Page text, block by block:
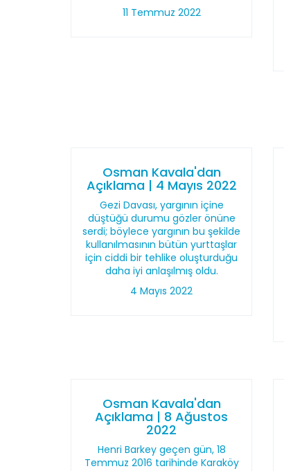
11 Temmuz 2022
Osman Kavala'dan
Açıklama | 4 Mayıs 2022
Gezi Davası, yargının içine
düştüğü durumu gözler önüne
serdi; böylece yargının bu şekilde
kullanılmasının bütün yurttaşlar
için ciddi bir tehlike oluşturduğu
daha iyi anlaşılmış oldu.
4 Mayıs 2022
Osman Kavala'dan
Açıklama | 8 Ağustos
2022
Henri Barkey geçen gün, 18
Temmuz 2016 tarihinde Karaköy